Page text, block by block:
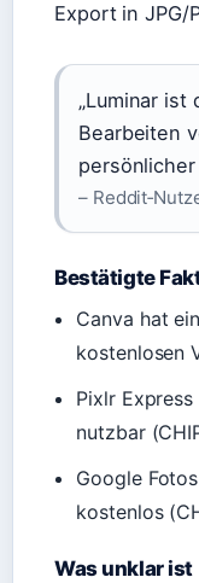
Export in JPG/
„Luminar ist
Bearbeiten
persönlicher
–
Bestätigte
Canva hat
kostenlosen
Pixlr
nutzbar
Google
kostenlos
Was unklar ist